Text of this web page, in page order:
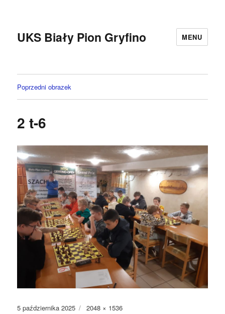
UKS Biały Pion Gryfino MENU
Poprzedni obrazek
2 t-6
Data
5 października 2025
Pełny
2048 × 1536